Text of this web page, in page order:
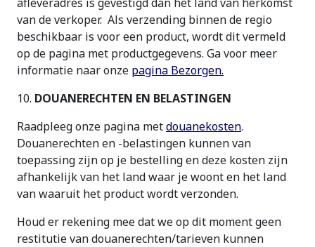
van de verkoper. Als verzending binnen de regio
beschikbaar is voor een product, wordt dit vermeld
op de pagina met productgegevens. Ga voor meer
informatie naar onze pagina Bezorgen.
10. DOUANERECHTEN EN BELASTINGEN
Raadpleeg onze pagina metdouanekosten.
Douanerechten en -belastingen kunnen van
toepassing zijn op je bestelling en deze kosten zijn
afhankelijk van het land waar je woont en het land
van waaruit het product wordt verzonden.
Houd er rekening mee dat we op dit moment geen
restitutie van douanerechten/tarieven kunnen